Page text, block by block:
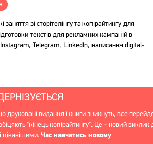
заняття зі сторітелінгу та копірайтингу для
текстів для рекламних кампаній в
Telegram, LinkedIn, написання digital-
друковані видання і книги зникнуть, все
"кінець копірайтингу". Це – новий виклик
і цікавішими.Час навчатись новому